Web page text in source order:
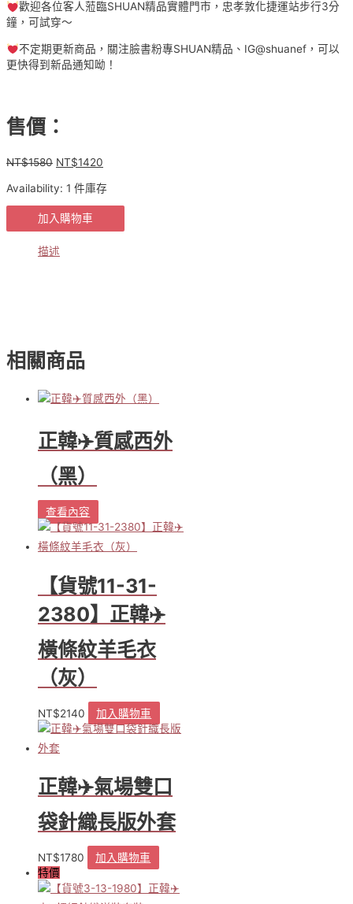
歡迎各位客人蒞臨SHUAN精品實體門市，忠孝敦化捷運站步行3分
鐘，可試穿～
不定期更新商品，關注臉書粉專SHUAN精品、IG@shuanef，可以
更快得到新品通知呦！
售價：
NT$1580 原
價
格：
NT$1580。
NT$1420
價
格：
Availability: 1 件庫存
號
領
鈕
（灰）
加入購物車
描述
相關商品
正韓✈️質感西外
（黑）
查看內容
【貨號11-31-
2380】正韓✈️
橫條紋羊毛衣
（灰）
NT$2140 加入購物車
正韓✈️氣場雙口
袋針織長版外套
NT$1780
加入購物車
特價